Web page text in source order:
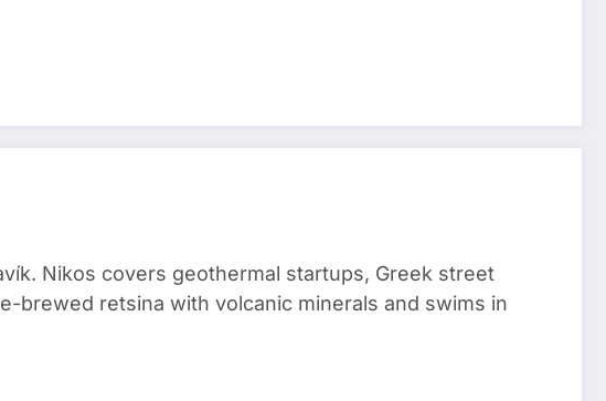
Nikos covers geothermal startups, Greek street
brewed retsina with volcanic minerals and swims in